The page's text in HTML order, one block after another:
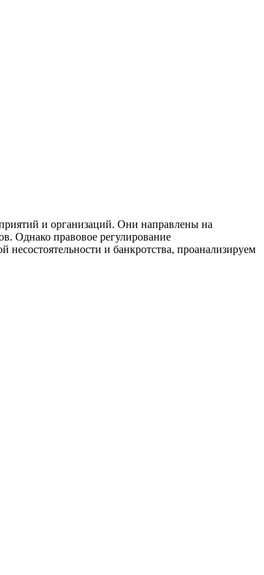
и организаций. Они направлены на
Однако правовое регулирование
несостоятельности и банкротства, проанализируем